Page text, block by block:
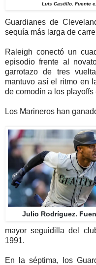
Luis Castillo. Fuente
Guardianes de
sequía más larga de
Raleigh conectó un
episodio frente al
garrotazo de tres
mantuvo así el ritmo en
de comodín a los
Los Marineros han
Julio Rodríguez.
mayor seguidilla del
1991.
En la séptima, los